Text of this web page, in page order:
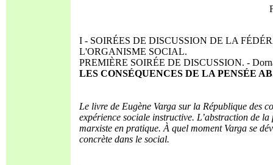
I - SOIRÉES DE DISCUSSION DE LA
L'ORGANISME SOCIAL.
PREMIÈRE SOIRÉE DE DISCUSSION. -
LES CONSÉQUENCES DE LA PENSÉE
Le livre de Eugène Varga sur la République des
expérience sociale instructive. L’abstraction de
marxiste en pratique. À quel moment Varga se
concrète dans le social.